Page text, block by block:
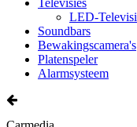
Televisies
LED-
Soundbars
Bewakingscamera's
Platenspeler
Alarmsysteem